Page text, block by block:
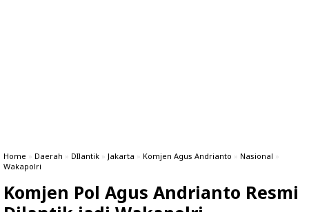
Home » Daerah » DIlantik » Jakarta » Komjen Agus Andrianto » Nasional »
Wakapolri
Komjen Pol Agus Andrianto Resmi